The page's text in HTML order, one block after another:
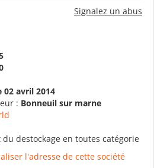
Signalez un abus
avril 2014
: Bonneuil sur marne
destockage en toutes catégorie
l'adresse de cette société